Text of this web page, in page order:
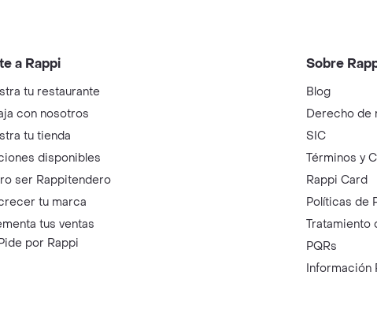
a Rappi
tu restaurante
con nosotros
tu tienda
disponibles
ser Rappitendero
tu marca
tus ventas
por Rappi
Sobre
Blog
Derecho de
SIC
Términos y
Rappi Card
Políticas de
Tratamiento
PQRs
Información